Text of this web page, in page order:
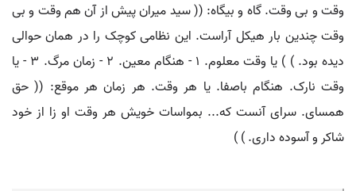
وقت و بی وقت. گاه و بیگاه: (( سید میران پیش از آن هم وقت و بی
وقت چندین بار هیکل آراست. این نظامی کوچک را در همان حوالی
دیده بود. ) ) یا وقت معلوم. ۱ - هنگام معین. ۲ - زمان مرگ. ۳ - یا
وقت نارک. هنگام باصفا. یا هر وقت. هر زمان هر موقع: (( حق
همسای. سرای آنست که... بمواسات خویش هر وقت او زا از خود
شاکر و آسوده داری. ) )